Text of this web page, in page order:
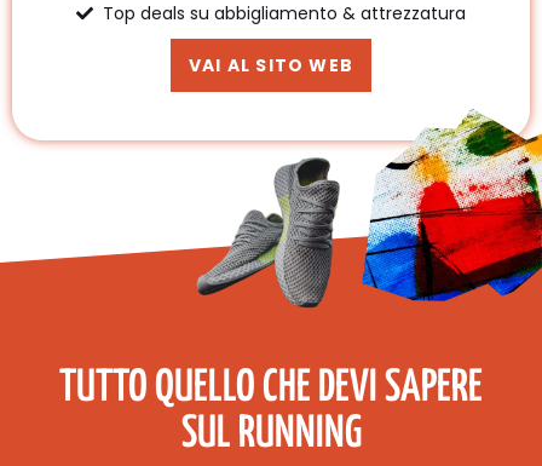
Top deals su abbigliamento & attrezzatura
VAI AL SITO WEB
TUTTO QUELLO CHE DEVI SAPERE
SUL RUNNING